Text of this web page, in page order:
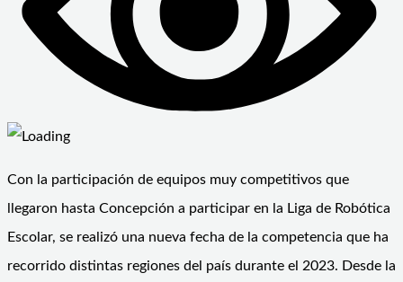
Con la participación de equipos muy competitivos que
llegaron hasta Concepción a participar en la Liga de Robótica
Escolar, se realizó una nueva fecha de la competencia que ha
recorrido distintas regiones del país durante el 2023. Desde la